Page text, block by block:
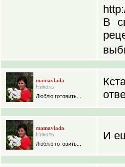
В
mamavlada
Николь
Люблю готовить...
mamavlada
Николь
Люблю готовить...
И